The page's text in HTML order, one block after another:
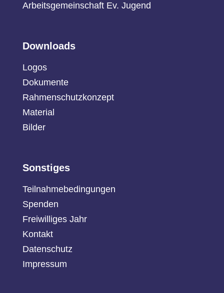
Arbeitsgemeinschaft Ev. Jugend
Downloads
Logos
Dokumente
Rahmenschutzkonzept
Material
Bilder
Sonstiges
Teilnahmebedingungen
Spenden
Freiwilliges Jahr
Kontakt
Datenschutz
Impressum